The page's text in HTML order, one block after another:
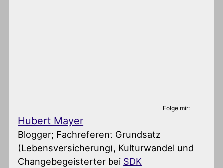
Folge mir:
Hubert Mayer
Blogger; Fachreferent Grundsatz
(Lebensversicherung), Kulturwandel und
Changebegeisterter bei SDK